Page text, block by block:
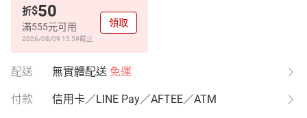
折$50
滿555元可用
2026/08/09 15:59截止
領取
配送 無實體配送 免運
付款 信用卡／LINE Pay／AFTEE／ATM